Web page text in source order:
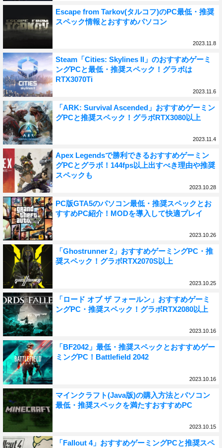
Escape from Tarkov(タルコフ)のPC最低・推奨
スペック情報とおすすめパソコン
2023.11.8
Steam「Cities: Skylines II」のおすすめゲーミ
ングPCと最低・推奨スペック！グラボは
RTX3070Ti
2023.11.6
「ARK: Survival Ascended」おすすめゲーミン
グPCと推奨スペック！グラボRTX3080以上
2023.11.4
Apex Legendsで勝利できるおすすめゲーミン
グPCとグラボ！144fps以上出すべき理由や推奨
スペックも
2023.10.28
PC版GTA5のパソコン最低・推奨スペックとお
すすめPC紹介！MODを導入して快適プレイ
2023.10.26
「Ghostrunner 2」おすすめゲーミングPC・推
奨スペック！グラボRTX2070S以上
2023.10.25
「ロード オブ ザ フォールン」おすすめゲーミ
ングPC・推奨スペック！グラボRTX2080以上
2023.10.16
「BF2042」最低・推奨スペックとおすすめゲー
ミングPC！Battlefield 2042
2023.10.16
マインクラフト(Java版)の購入方法とパソコン
最低・推奨スペックを満たすおすすめPC
2023.10.15
「Fallout 4」おすすめゲーミングPCと推奨スペ